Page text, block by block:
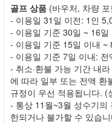
골프 상품 (바우처, 차량
- 이용일 31일 이전: 1인
- 이용일 기준 30일 ~ 16
- 이용일 기준 15일 이내 ~
- 이용일 기준 7일 이내: 전
- 취소·환불 가능 기간 내
에 따라 일부 또는 전액 환
규정이 우선 적용됩니다. (
- 통상 11월~3월 성수기의
한되거나 불가할 수 있습